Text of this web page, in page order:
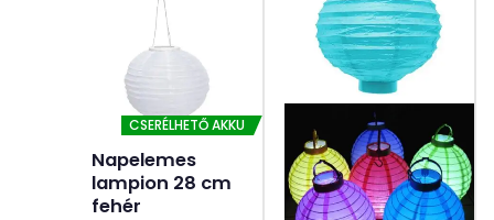
CSERÉLHETŐ AKKU
Napelemes
lampion 28 cm
fehér